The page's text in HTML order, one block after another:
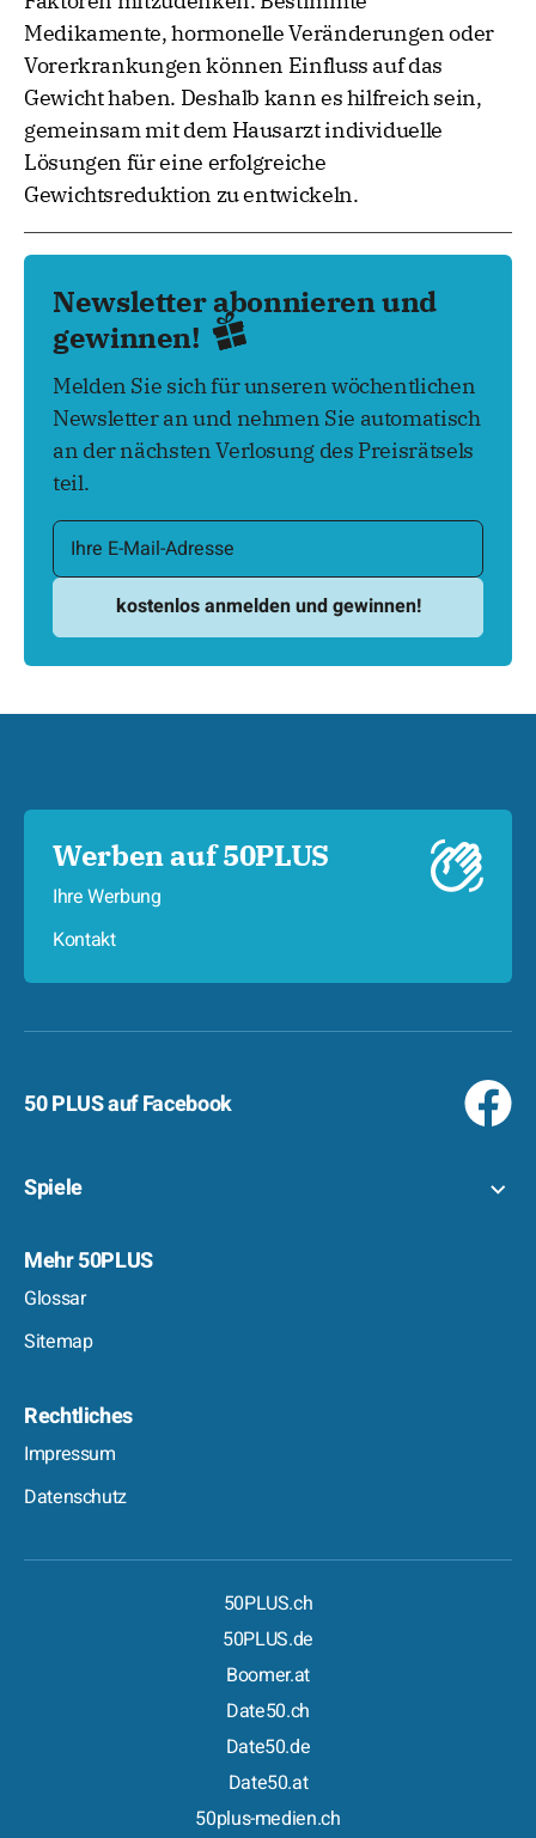
Medikamente, hormonelle Veränderungen oder
Vorerkrankungen können Einfluss auf das
Gewicht haben. Deshalb kann es hilfreich sein,
gemeinsam mit dem Hausarzt individuelle
Lösungen für eine erfolgreiche
Gewichtsreduktion zu entwickeln.
Newsletter abonnieren und
gewinnen!
Melden Sie sich für unseren wöchentlichen
Newsletter an und nehmen Sie automatisch
an der nächsten Verlosung des Preisrätsels
teil.
Werben auf 50PLUS
Ihre Werbung
Kontakt
50 PLUS auf Facebook
Spiele
Mehr 50PLUS
Glossar
Sitemap
Rechtliches
Impressum
Datenschutz
50PLUS.ch
50PLUS.de
Boomer.at
Date50.ch
Date50.de
Date50.at
50plus-medien.ch